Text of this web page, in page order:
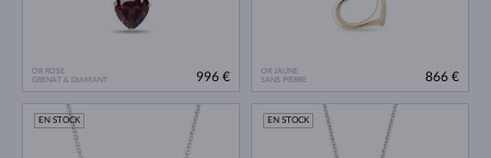
OR ROSE
GRENAT & DIAMANT
996 €
OR JAUNE
SANS PIERRE
866 €
EN STOCK EN STOCK